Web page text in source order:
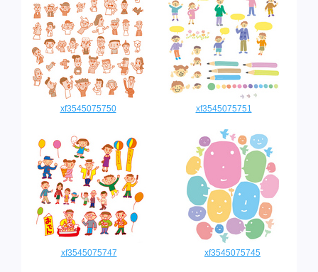
xf3545075750 xf3545075751
xf3545075747 xf3545075745